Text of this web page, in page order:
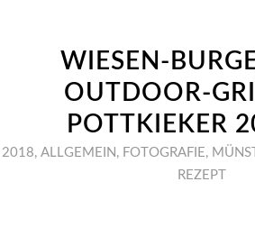
WIESEN-
OUTDOOR-
POTTKIEKER
2018, ALLGEMEIN , FOTOGRAFIE,
REZEPT